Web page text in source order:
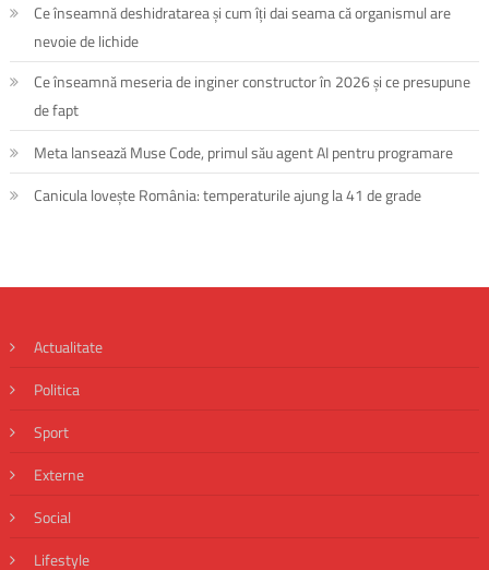
Ce înseamnă deshidratarea și cum îți dai seama că organismul are
nevoie de lichide
Ce înseamnă meseria de inginer constructor în 2026 și ce presupune
de fapt
Meta lansează Muse Code, primul său agent AI pentru programare
Canicula lovește România: temperaturile ajung la 41 de grade
Actualitate
Politica
Sport
Externe
Social
Lifestyle